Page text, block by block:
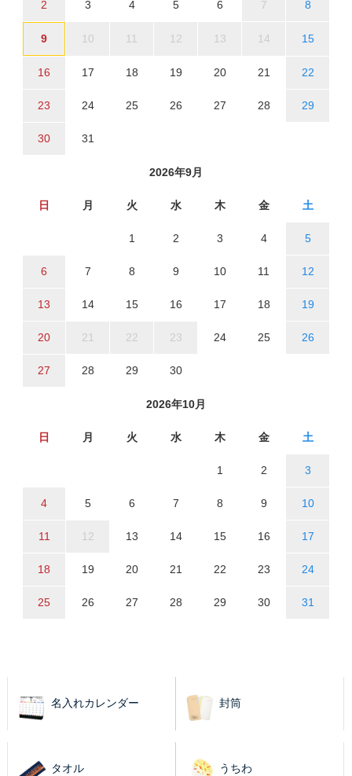
2 3 4 5 6 7 8
9 10 11 12 13 14 15
16 17 18 19 20 21 22
23 24 25 26 27 28 29
30 31
2026年9月
日 月 火 水 木 金 土
1 2 3 4 5
6 7 8 9 10 11 12
13 14 15 16 17 18 19
20 21 22 23 24 25 26
27 28 29 30
2026年10月
日 月 火 水 木 金 土
1 2 3
4 5 6 7 8 9 10
11 12 13 14 15 16 17
18 19 20 21 22 23 24
25 26 27 28 29 30 31
名入れカレンダー 封筒
タオル うちわ